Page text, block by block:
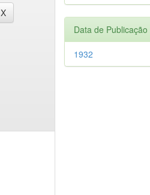
Data de Publicação
1932